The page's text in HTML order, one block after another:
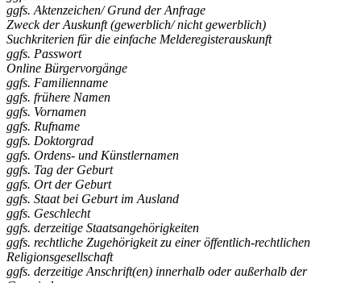
ggfs. Aktenzeichen/ Grund der Anfrage
Zweck der Auskunft (gewerblich/ nicht gewerblich)
Suchkriterien für die einfache Melderegisterauskunft
ggfs. Passwort
Online Bürgervorgänge
ggfs. Familienname
ggfs. frühere Namen
ggfs. Vornamen
ggfs. Rufname
ggfs. Doktorgrad
ggfs. Ordens- und Künstlernamen
ggfs. Tag der Geburt
ggfs. Ort der Geburt
ggfs. Staat bei Geburt im Ausland
ggfs. Geschlecht
ggfs. derzeitige Staatsangehörigkeiten
ggfs. rechtliche Zugehörigkeit zu einer öffentlich-rechtlichen
Religionsgesellschaft
ggfs. derzeitige Anschrift(en) innerhalb oder außerhalb der